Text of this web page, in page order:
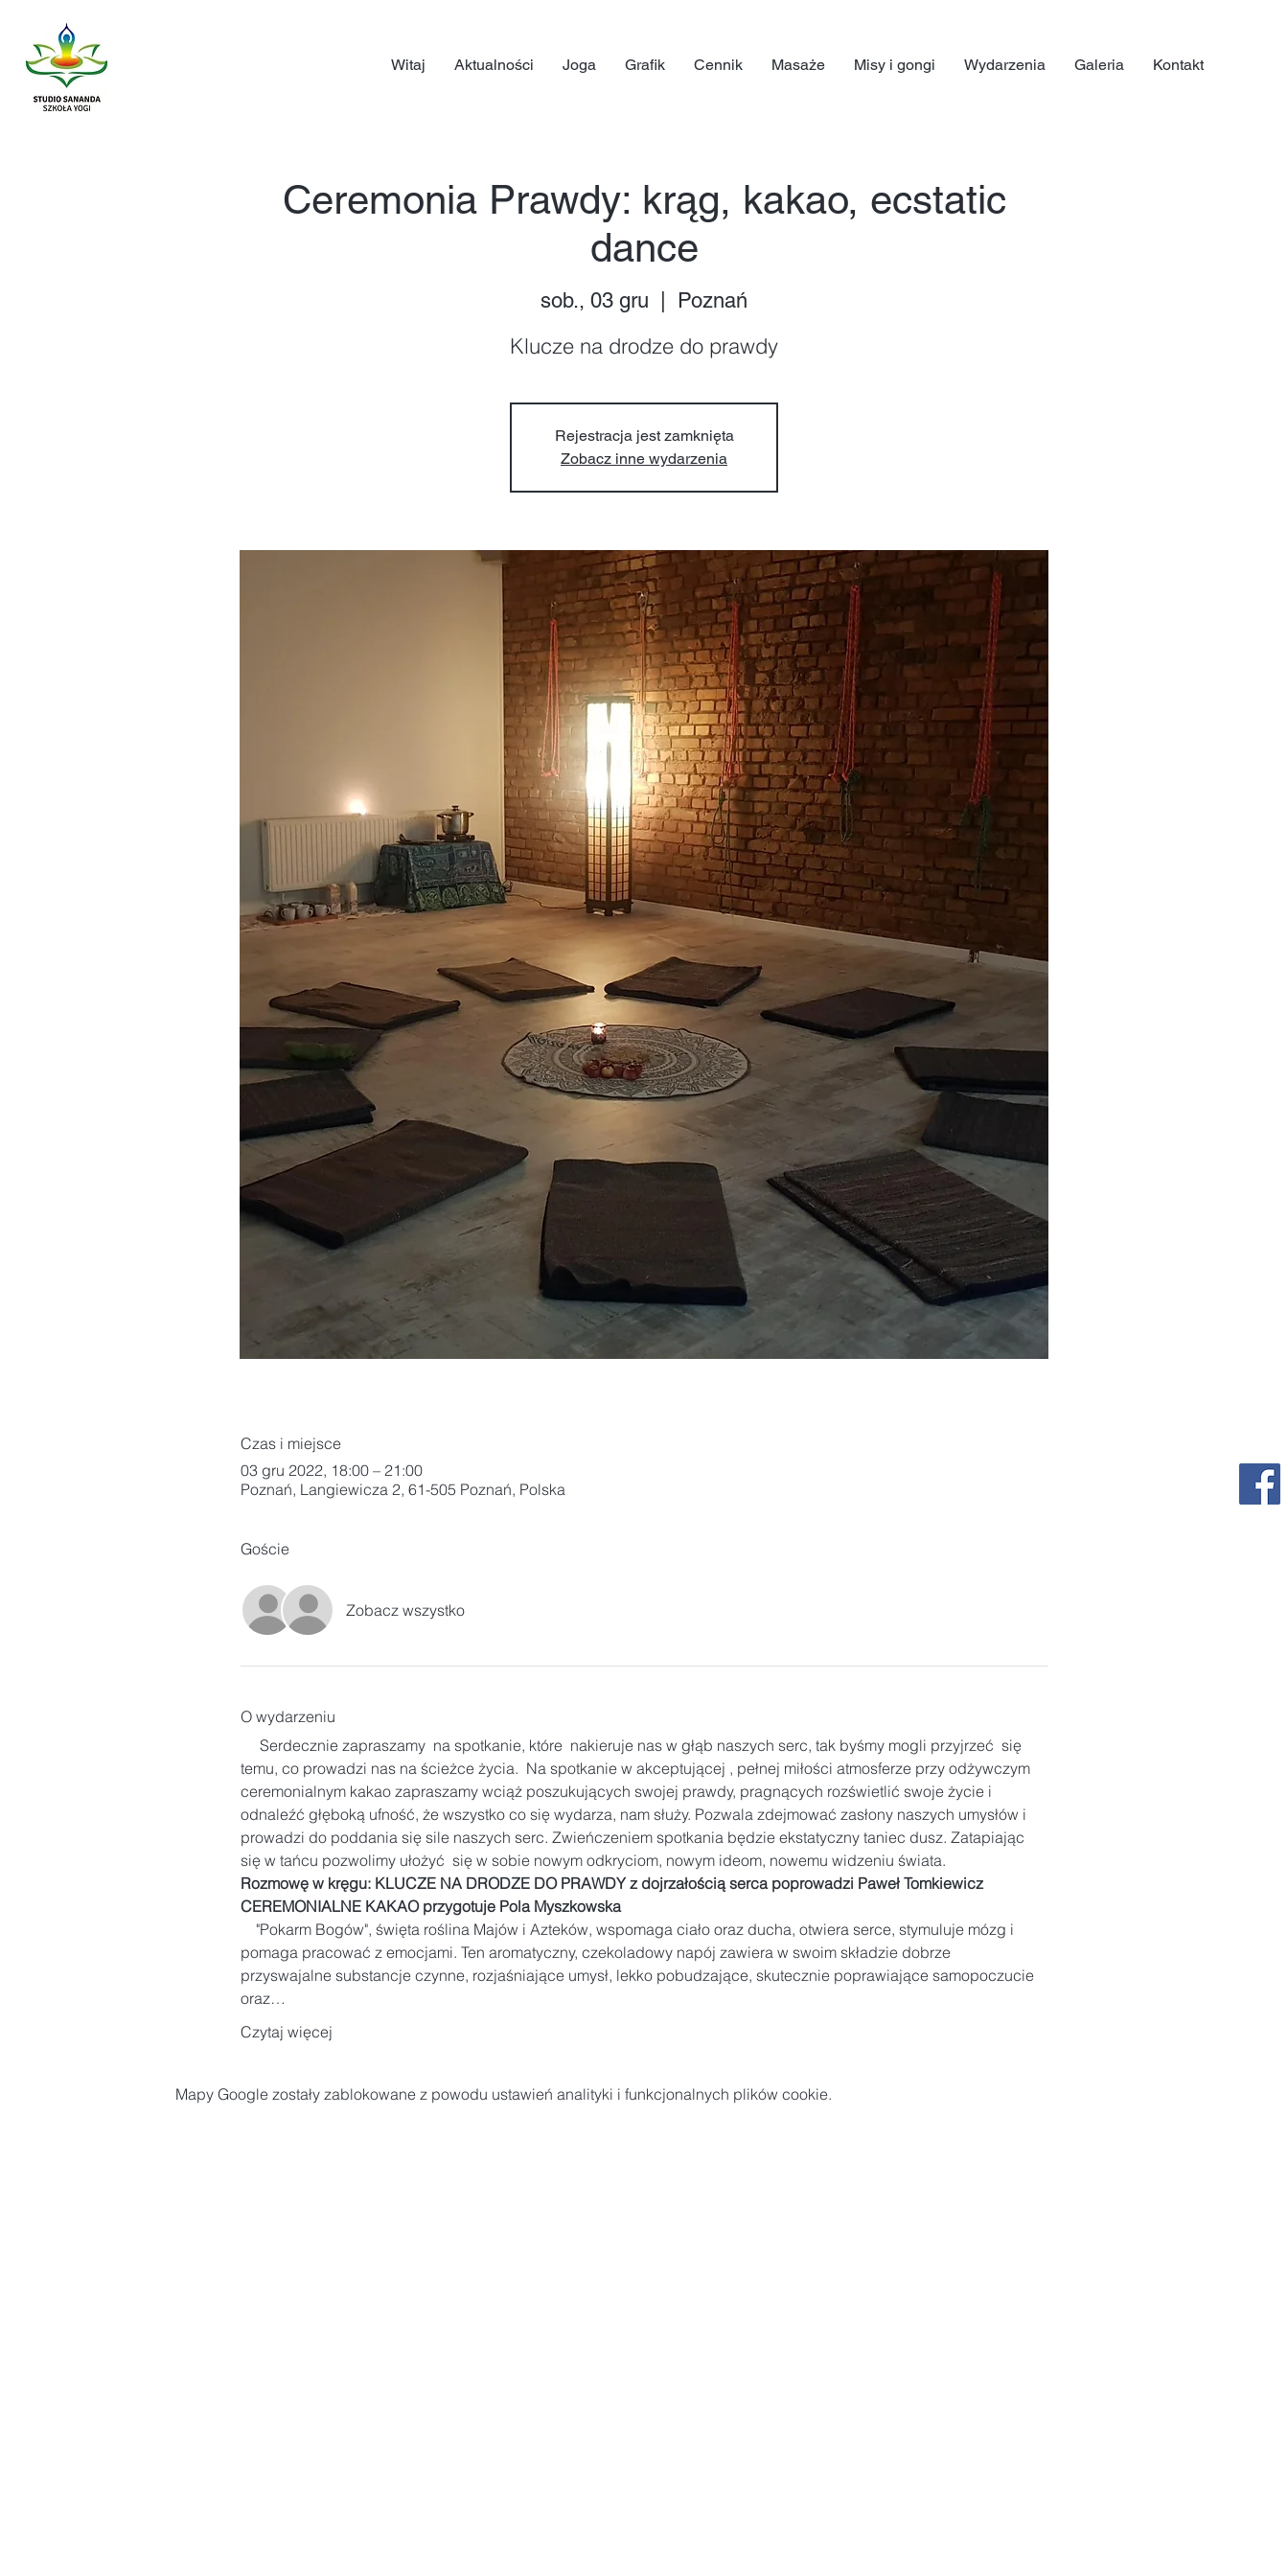
Witaj Aktualności Joga Grafik Cennik Masaże Misy i gongi Wydarzenia Galeria Kontakt
Ceremonia Prawdy: krąg, kakao, ecstatic
dance
sob., 03 gru Poznań
Klucze na drodze do prawdy
Rejestracja jest zamknięta
Zobacz inne wydarzenia
Czas i miejsce
03 gru 2022, 18:00 – 21:00
Poznań, Langiewicza 2, 61-505 Poznań, Polska
Goście
Zobacz wszystko
O wydarzeniu
Serdecznie zapraszamy  na spotkanie, które  nakieruje nas w głąb naszych serc, tak byśmy mogli przyjrzeć  się
temu, co prowadzi nas na ścieżce życia.  Na spotkanie w akceptującej , pełnej miłości atmosferze przy odżywczym
ceremonialnym kakao zapraszamy wciąż poszukujących swojej prawdy, pragnących rozświetlić swoje życie i
odnaleźć głęboką ufność, że wszystko co się wydarza, nam służy. Pozwala zdejmować zasłony naszych umysłów i
prowadzi do poddania się sile naszych serc. Zwieńczeniem spotkania będzie ekstatyczny taniec dusz. Zatapiając
się w tańcu pozwolimy ułożyć  się w sobie nowym odkryciom, nowym ideom, nowemu widzeniu świata.
Rozmowę w kręgu: KLUCZE NA DRODZE DO PRAWDY z dojrzałością serca poprowadzi Paweł Tomkiewicz
CEREMONIALNE KAKAO przygotuje Pola Myszkowska
"Pokarm Bogów", święta roślina Majów i Azteków, wspomaga ciało oraz ducha, otwiera serce, stymuluje mózg i
pomaga pracować z emocjami. Ten aromatyczny, czekoladowy napój zawiera w swoim składzie dobrze
przyswajalne substancje czynne, rozjaśniające umysł, lekko pobudzające, skutecznie poprawiające samopoczucie
oraz…
Czytaj więcej
Mapy Google zostały zablokowane z powodu ustawień analityki i funkcjonalnych plików cookie.